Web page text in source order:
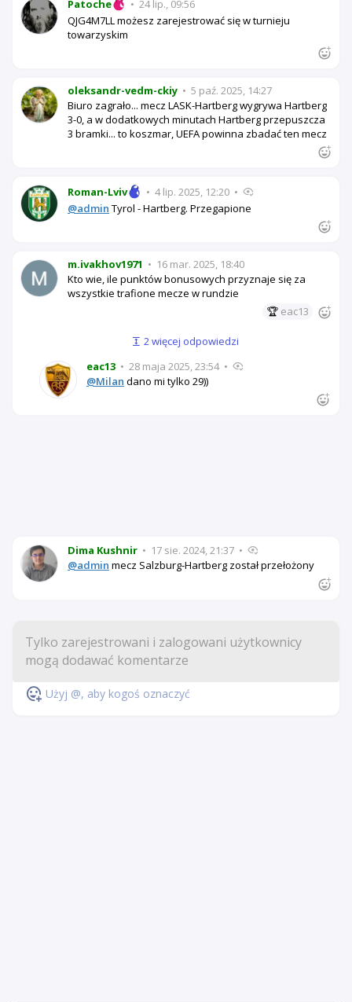
Patoche • 24 lip., 09:56
QJG4M7LL możesz zarejestrować się w turnieju
towarzyskim
oleksandr-vedm-ckiy • 5 paź. 2025, 14:27
Biuro zagrało... mecz LASK-Hartberg wygrywa Hartberg
3-0, a w dodatkowych minutach Hartberg przepuszcza
3 bramki... to koszmar, UEFA powinna zbadać ten mecz
Roman-Lviv • 4 lip. 2025, 12:20 •
@admin Tyrol - Hartberg. Przegapione
m.ivakhov1971 • 16 mar. 2025, 18:40
Kto wie, ile punktów bonusowych przyznaje się za
wszystkie trafione mecze w rundzie
🏆 eac13
2 więcej odpowiedzi
eac13 • 28 maja 2025, 23:54 •
@Milan dano mi tylko 29))
Dima Kushnir • 17 sie. 2024, 21:37 •
@admin mecz Salzburg-Hartberg został przełożony
Użyj @, aby kogoś oznaczyć